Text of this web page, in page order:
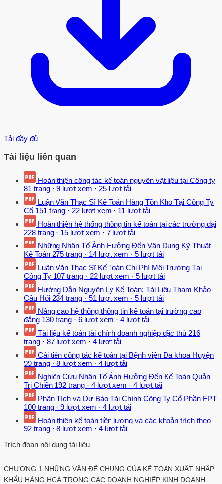
Tải đầy đủ
Tài liệu liên quan
Hoàn thiện công tác kế toán nguyên vật liệu tại Công ty
81 trang · 9 lượt xem · 25 lượt tải
Luận Văn Thạc Sĩ Kế Toán Hàng Tồn Kho Tại Công Ty
Cổ 151 trang · 22 lượt xem · 11 lượt tải
Hoàn thiện hệ thống thông tin kế toán tại các trường đại
228 trang · 15 lượt xem · 7 lượt tải
Những Nhân Tố Ảnh Hưởng Đến Vận Dụng Kỹ Thuật
Kế Toán 275 trang · 14 lượt xem · 5 lượt tải
Luận Văn Thạc Sĩ Kế Toán Chi Phí Môi Trường Tại
Công Ty 107 trang · 22 lượt xem · 5 lượt tải
Hướng Dẫn Nguyên Lý Kế Toán: Tài Liệu Tham Khảo
Câu Hỏi 234 trang · 51 lượt xem · 5 lượt tải
Nâng cao hệ thống thông tin kế toán tại trường cao
đẳng 130 trang · 6 lượt xem · 4 lượt tải
Tài liệu kế toán tài chính doanh nghiệp đặc thù 216
trang · 87 lượt xem · 4 lượt tải
Cải tiến công tác kế toán tại Bệnh viện Đa khoa Huyện
99 trang · 8 lượt xem · 4 lượt tải
Nghiên Cứu Nhân Tố Ảnh Hưởng Đến Kế Toán Quản
Trị Chiến 192 trang · 4 lượt xem · 4 lượt tải
Phân Tích và Dự Báo Tài Chính Công Ty Cổ Phần FPT
100 trang · 9 lượt xem · 4 lượt tải
Hoàn thiện kế toán tiền lương và các khoản trích theo
92 trang · 8 lượt xem · 4 lượt tải
Trích đoạn nội dung tài liệu
CHƯƠNG 1 NHỮNG VẤN ĐỀ CHUNG CỦA KẾ TOÁN XUẤT NHẬP
KHẨU HÀNG HOÁ TRONG CÁC DOANH NGHIỆP KINH DOANH